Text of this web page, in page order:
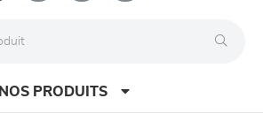
NOS PRODUITS